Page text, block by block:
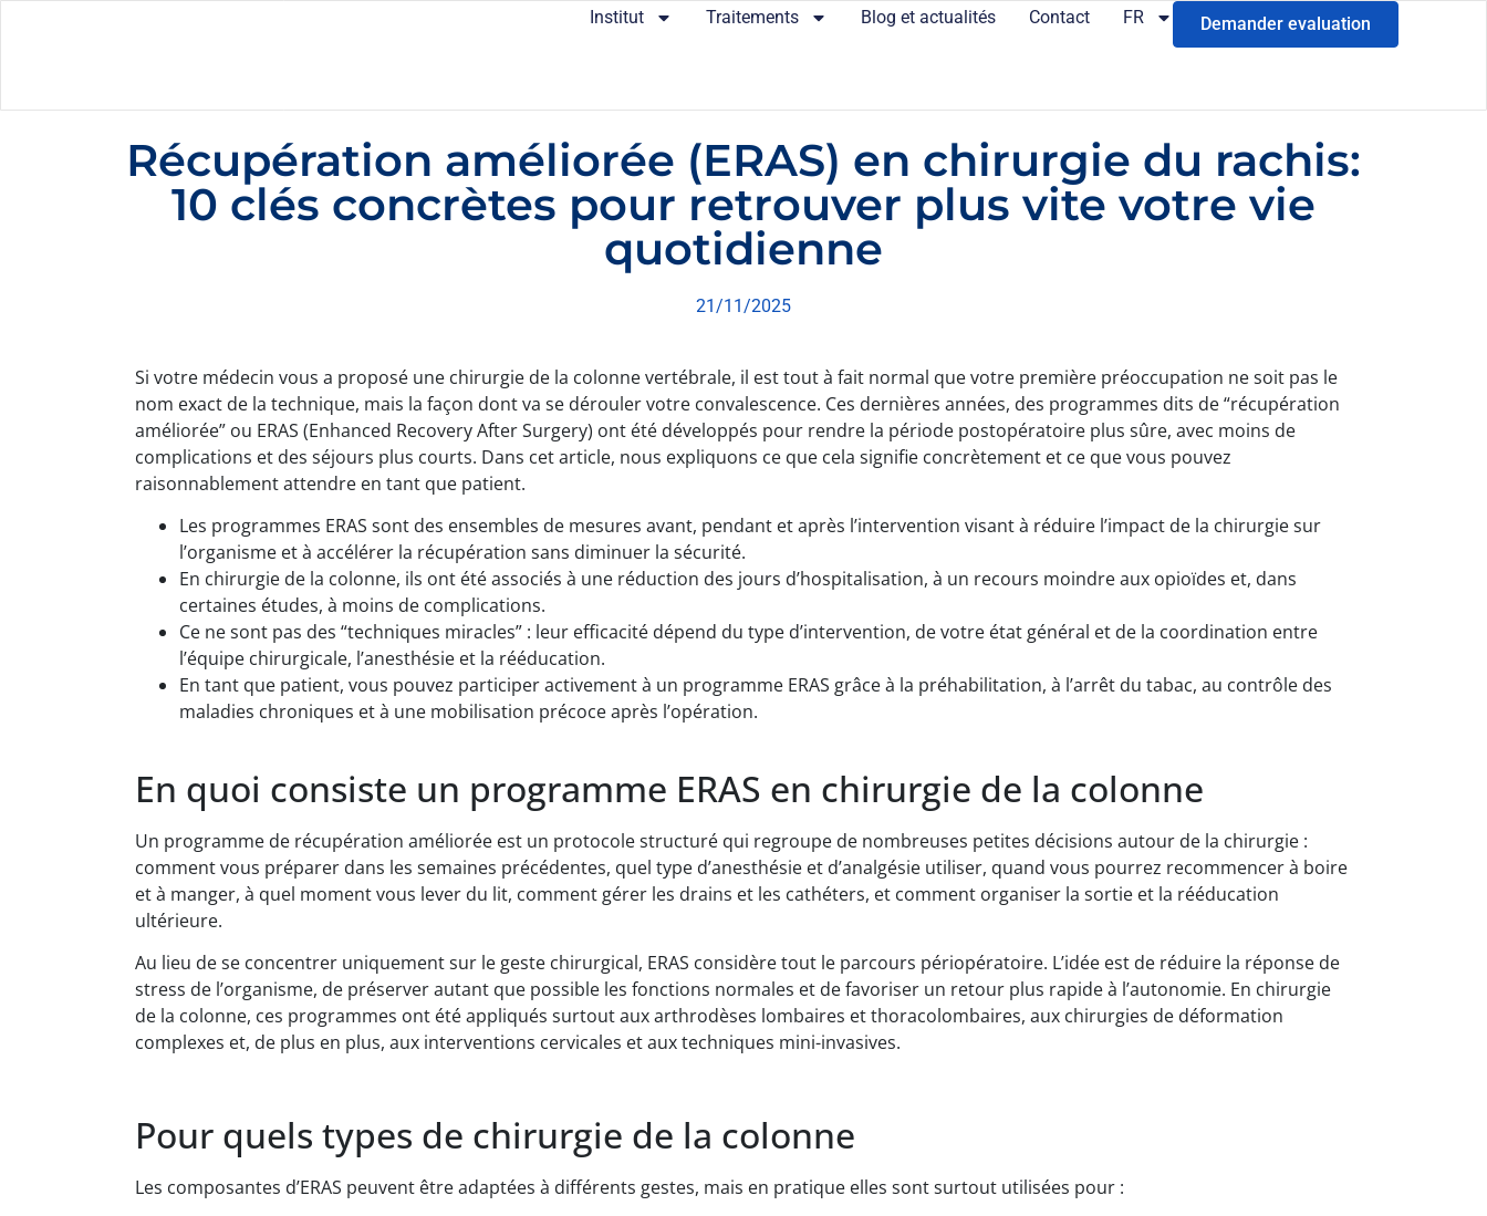
Institut Traitements Blog et actualités Contact FR Demander evaluation
Récupération améliorée (ERAS) en chirurgie du rachis:
10 clés concrètes pour retrouver plus vite votre vie
quotidienne
21/11/2025
Si votre médecin vous a proposé une chirurgie de la colonne vertébrale, il est tout à fait normal que votre première préoccupation ne soit pas le
nom exact de la technique, mais la façon dont va se dérouler votre convalescence. Ces dernières années, des programmes dits de “récupération
améliorée” ou ERAS (Enhanced Recovery After Surgery) ont été développés pour rendre la période postopératoire plus sûre, avec moins de
complications et des séjours plus courts. Dans cet article, nous expliquons ce que cela signifie concrètement et ce que vous pouvez
raisonnablement attendre en tant que patient.
Les programmes ERAS sont des ensembles de mesures avant, pendant et après l’intervention visant à réduire l’impact de la chirurgie sur
l’organisme et à accélérer la récupération sans diminuer la sécurité.
En chirurgie de la colonne, ils ont été associés à une réduction des jours d’hospitalisation, à un recours moindre aux opioïdes et, dans
certaines études, à moins de complications.
Ce ne sont pas des “techniques miracles” : leur efficacité dépend du type d’intervention, de votre état général et de la coordination entre
l’équipe chirurgicale, l’anesthésie et la rééducation.
En tant que patient, vous pouvez participer activement à un programme ERAS grâce à la préhabilitation, à l’arrêt du tabac, au contrôle des
maladies chroniques et à une mobilisation précoce après l’opération.
En quoi consiste un programme ERAS en chirurgie de la colonne
Un programme de récupération améliorée est un protocole structuré qui regroupe de nombreuses petites décisions autour de la chirurgie :
comment vous préparer dans les semaines précédentes, quel type d’anesthésie et d’analgésie utiliser, quand vous pourrez recommencer à boire
et à manger, à quel moment vous lever du lit, comment gérer les drains et les cathéters, et comment organiser la sortie et la rééducation
ultérieure.
Au lieu de se concentrer uniquement sur le geste chirurgical, ERAS considère tout le parcours périopératoire. L’idée est de réduire la réponse de
stress de l’organisme, de préserver autant que possible les fonctions normales et de favoriser un retour plus rapide à l’autonomie. En chirurgie
de la colonne, ces programmes ont été appliqués surtout aux arthrodèses lombaires et thoracolombaires, aux chirurgies de déformation
complexes et, de plus en plus, aux interventions cervicales et aux techniques mini-invasives.
Pour quels types de chirurgie de la colonne
Les composantes d’ERAS peuvent être adaptées à différents gestes, mais en pratique elles sont surtout utilisées pour :